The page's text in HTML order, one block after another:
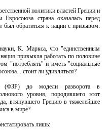
политики властей Греции и
страна оказалась перед
был обратиться к нации с призывом:
К. Маркса, что "единственным
привыкла работать по половине
"потреблять" и иметь "социальные
стоит ли удивляться?
(ФЗР) до модели разворота в
уровня, породившего этот
втянувшего Грецию в тяжелейшее
в мире?
лишь: